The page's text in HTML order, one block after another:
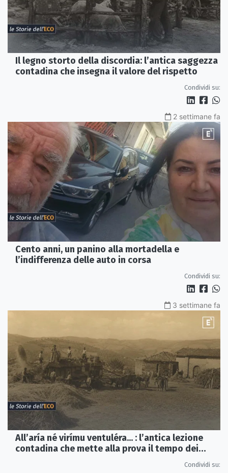
Il legno storto della discordia: l’antica saggezza
contadina che insegna il valore del rispetto
Condividi su:
2 settimane fa
Cento anni, un panino alla mortadella e
l’indifferenza delle auto in corsa
Condividi su:
3 settimane fa
All’aría né virímu ventuléra... : l’antica lezione
contadina che mette alla prova il tempo dei
Condividi su: